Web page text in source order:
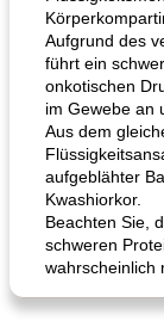
Aufgrund des
führt ein
onkotischen
im Gewebe an
Aus dem
aufgeblähter
Kwashiorkor.
Beachten Sie,
schweren
wahrscheinlich